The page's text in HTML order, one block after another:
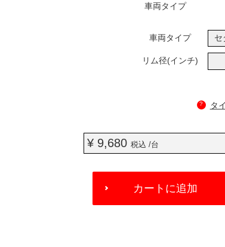
車両タイプ
車両タイプ セ
リム径(インチ)
? タ
¥ 9,680税込 /台
ADD
CART
カートに追加